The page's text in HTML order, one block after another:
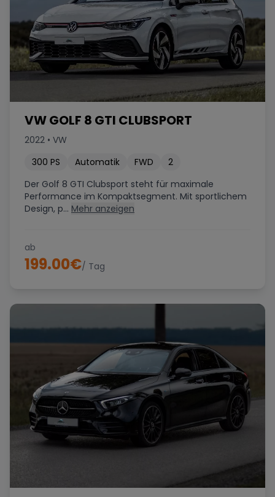
VW GOLF 8 GTI CLUBSPORT
2022 • VW
300 PS Automatik FWD
2
Der Golf 8 GTI Clubsport steht für maximale
Performance im Kompaktsegment. Mit sportlichem
Design, p... Mehr anzeigen
ab
199.00€/ Tag